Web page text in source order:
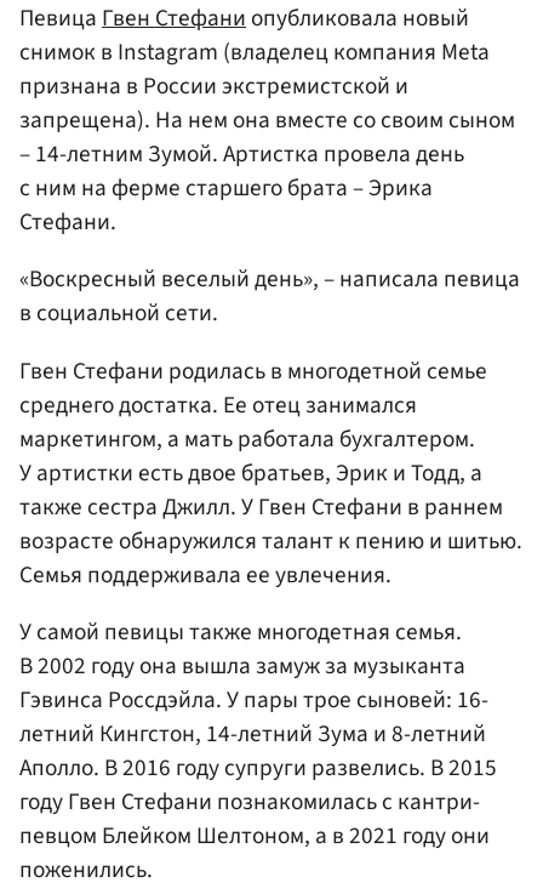
ПевицаГвен Стефаниопубликовала новый
снимок в Instagram (владелец компания Meta
признана в России экстремистской и
запрещена). На нем она вместе со своим сыном
– 14-летним Зумой. Артистка провела день
с ним на ферме старшего брата – Эрика
Стефани.
«Воскресный веселый день», – написала певица
в социальной сети.
Гвен Стефани родилась в многодетной семье
среднего достатка. Ее отец занимался
маркетингом, а мать работала бухгалтером.
У артистки есть двое братьев, Эрик и Тодд, а
также сестра Джилл. У Гвен Стефани в раннем
возрасте обнаружился талант к пению и шитью.
Семья поддерживала ее увлечения.
У самой певицы также многодетная семья.
В 2002 году она вышла замуж за музыканта
Гэвинса Россдэйла. У пары трое сыновей: 16-
летний Кингстон, 14-летний Зума и 8-летний
Аполло. В 2016 году супруги развелись. В 2015
году Гвен Стефани познакомилась с кантри-
певцом Блейком Шелтоном, а в 2021 году они
поженились.